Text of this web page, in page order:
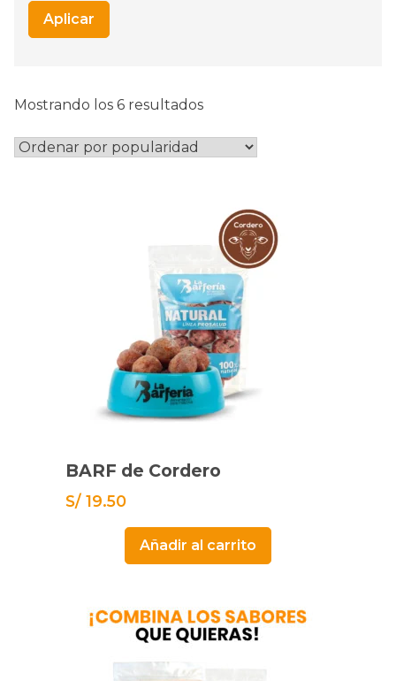
Aplicar
Mostrando los 6 resultadosOrdenado
popularidad
BARF de Cordero
S/ 19.50
Añadir al carrito